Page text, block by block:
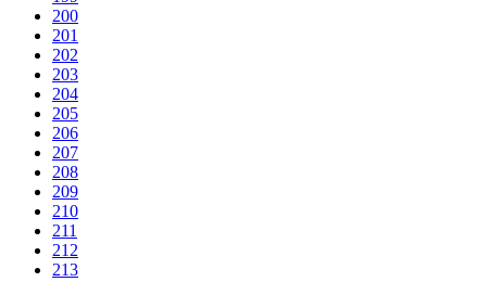
200
201
202
203
204
205
206
207
208
209
210
211
212
213